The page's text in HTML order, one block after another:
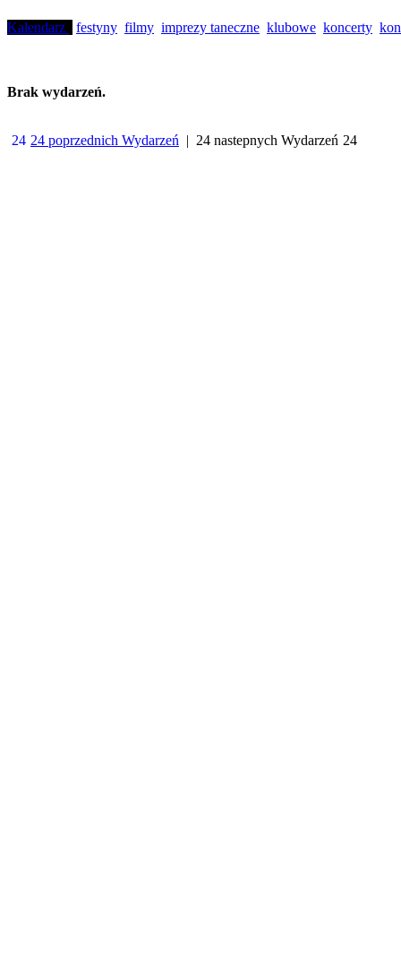
Kalendarz festyny filmy imprezy taneczne klubowe koncerty
Brak wydarzeń.
24 poprzednich Wydarzeń | 24 nastepnych Wydarzeń